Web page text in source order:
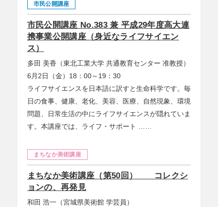
市民公開講座
市民公開講座 No.383 兼 平成29年度高大連
携事業公開講座（身近なライフサイエン
ス）
多田 美香（東北工業大学 共通教育センター 准教授）
6月2日（金）18：00～19：30
ライフサイエンスを日本語に訳すと生命科学です。毎
日の食事、健康、老化、美容、医療、自然現象、環境
問題、日常生活の中にライフサイエンスが隠れていま
す。本講座では、ライフ・サポート ……
まちなか美術講座
まちなか美術講座（第50回） コレクシ
ョンの、再発見
和田 浩一（宮城県美術館 学芸員）